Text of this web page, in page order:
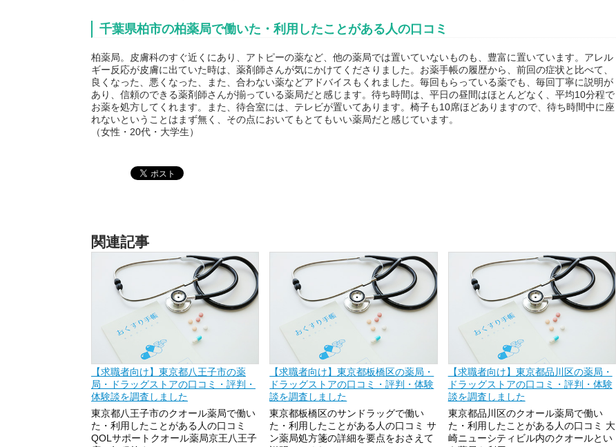
千葉県柏市の柏薬局で働いた・利用したことがある人の口コミ
柏薬局。皮膚科のすぐ近くにあり、アトピーの薬など、他の薬局では置いていないものも、豊富に置いています。アレル
ギー反応が皮膚に出ていた時は、薬剤師さんが気にかけてくださりました。お薬手帳の履歴から、前回の症状と比べて、
良くなった、悪くなった、また、合わない薬などアドバイスもくれました。毎回もらっている薬でも、毎回丁寧に説明が
あり、信頼のできる薬剤師さんが揃っている薬局だと感じます。待ち時間は、平日の昼間はほとんどなく、平均10分程で
お薬を処方してくれます。また、待合室には、テレビが置いてあります。椅子も10席ほどありますので、待ち時間中に座
れないということはまず無く、その点においてもとてもいい薬局だと感じています。
（女性・20代・大学生）
関連記事
【求職者向け】東京都八王子市の薬
局・ドラッグストアの口コミ・評判・
体験談を調査しました
東京都八王子市のクオール薬局で働い
た・利用したことがある人の口コミ
QOLサポートクオール薬局京王八王子
【求職者向け】東京都板橋区の薬局・
ドラッグストアの口コミ・評判・体験
談を調査しました
東京都板橋区のサンドラッグで働い
た・利用したことがある人の口コミ サ
ン薬局処方箋の詳細を要点をおさえて
【求職者向け】東京都品川区の薬局・
ドラッグストアの口コミ・評判・体験
談を調査しました
東京都品川区のクオール薬局で働い
た・利用したことがある人の口コミ 大
崎ニューシティビル内のクオールとい